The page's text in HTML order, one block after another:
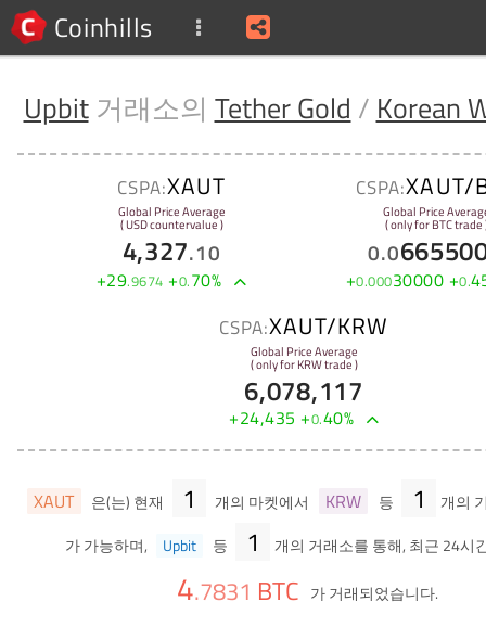
Coinhills
Upbit거래소의 Tether Gold / Korean
CSPA:XAUT
Global Price Average
( USD countervalue )
4,327.10
+29.9674 +0.70%
CSPA:XAUT/
Global Price
( only for BTC trade
0.0
+0.00030000 +0.
CSPA:XAUT/KRW
Global Price Average
( only for KRW trade )
6,078,117
+24,435 +0.40%
XAUT 은(는) 현재 1 개의 마켓에서 KRW 등 1
개의
가 가능하며,
Upbit 등 1 개의 거래소를 통해, 최근 24시
4.7831 BTC 가 거래되었습니다.